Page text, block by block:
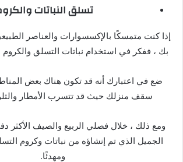
تسلقالنباتات
إذا كنت متمسكًا بالإكسسوارات والعناصر
بك ، ففكر في استخدام نباتات التسلق
ضع في اعتبارك أنه قد تكون هناك بعض
سقف منزلك حيث قد تتسرب الأمطار
ومع ذلك ، خلال فصلي الربيع والصيف الأكثر
الجميل الذي تم إنشاؤه من نباتات وكروم
ومهدئًا.